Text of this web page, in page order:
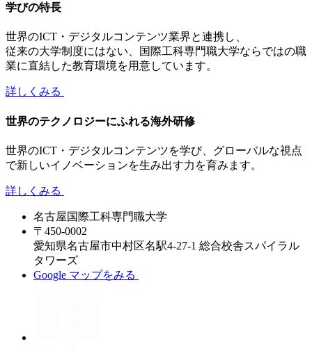
学びの特長
世界のICT・デジタルコンテンツ業界と連携し、
従来の大学制度にはない、国際工科専門職大学ならではの職
業に直結した教育環境を用意しています。
詳しくみる
世界のテクノロジーにふれる海外研修
世界のICT・デジタルコンテンツを学び、グローバルな視点
で新しいイノベーションを生み出す力を育みます。
詳しくみる
名古屋国際工科専門職大学
〒450-0002
愛知県名古屋市中村区名駅4-27-1 総合校舎スパイラル
タワーズ
Google マップをみる